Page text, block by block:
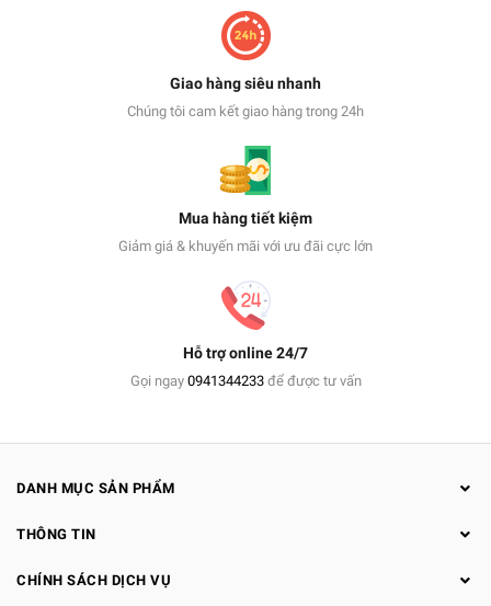
Giao hàng siêu nhanh
Chúng tôi cam kết giao hàng trong 24h
Mua hàng tiết kiệm
Giảm giá & khuyến mãi với ưu đãi cực lớn
Hỗ trợ online 24/7
Gọi ngay 0941344233để được tư vấn
DANH MỤC SẢN PHẨM
THÔNG TIN
CHÍNH SÁCH DỊCH VỤ